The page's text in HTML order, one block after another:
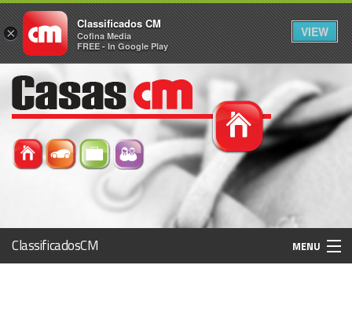
ClassificadosCM MENU
×
Classificados CM
Cofina Media
FREE - In Google Play
VIEW